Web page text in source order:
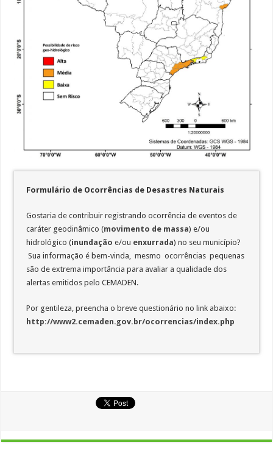
Formulário de Ocorrências de Desastres Naturais
Gostaria de contribuir registrando ocorrência de eventos de
caráter geodinâmico (movimento de massa) e/ou
hidrológico (inundaçãoe/ou enxurrada) no seu município?
Sua informação é bem-vinda, mesmo ocorrências pequenas
são de extrema importância para avaliar a qualidade dos
alertas emitidos pelo CEMADEN.
Por gentileza, preencha o breve questionário no link abaixo:
http://www2.cemaden.gov.br/ocorrencias/index.php